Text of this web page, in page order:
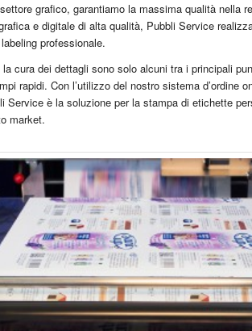
grafico, garantiamo la massima qualità nella
e digitale di alta qualità, Pubbli Service
professionale.
la cura dei dettagli sono solo alcuni tra i principali
rapidi. Con l’utilizzo del nostro sistema d’ordine
Service è la soluzione per la stampa di etichette
market.